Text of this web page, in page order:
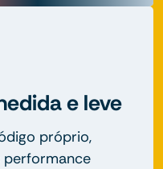
e leve
próprio,